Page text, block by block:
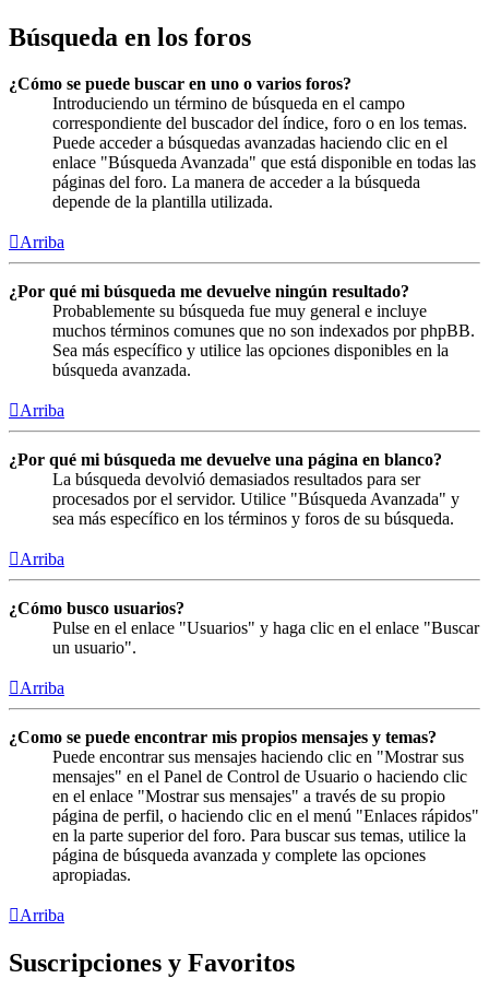
Búsqueda en los foros
¿Cómo se puede buscar en uno o varios foros?
Introduciendo un término de búsqueda en el campo
correspondiente del buscador del índice, foro o en los temas.
Puede acceder a búsquedas avanzadas haciendo clic en el
enlace "Búsqueda Avanzada" que está disponible en todas las
páginas del foro. La manera de acceder a la búsqueda
depende de la plantilla utilizada.
Arriba
¿Por qué mi búsqueda me devuelve ningún resultado?
Probablemente su búsqueda fue muy general e incluye
muchos términos comunes que no son indexados por phpBB.
Sea más específico y utilice las opciones disponibles en la
búsqueda avanzada.
Arriba
¿Por qué mi búsqueda me devuelve una página en blanco?
La búsqueda devolvió demasiados resultados para ser
procesados por el servidor. Utilice "Búsqueda Avanzada" y
sea más específico en los términos y foros de su búsqueda.
Arriba
¿Cómo busco usuarios?
Pulse en el enlace "Usuarios" y haga clic en el enlace "Buscar
un usuario".
Arriba
¿Como se puede encontrar mis propios mensajes y temas?
Puede encontrar sus mensajes haciendo clic en "Mostrar sus
mensajes" en el Panel de Control de Usuario o haciendo clic
en el enlace "Mostrar sus mensajes" a través de su propio
página de perfil, o haciendo clic en el menú "Enlaces rápidos"
en la parte superior del foro. Para buscar sus temas, utilice la
página de búsqueda avanzada y complete las opciones
apropiadas.
Arriba
Suscripciones y Favoritos